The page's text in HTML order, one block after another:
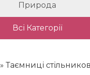
Природа
Всі Категорії
» Таємниці